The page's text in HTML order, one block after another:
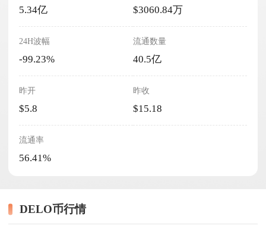
5.34亿 $3060.84万
24H波幅
-99.23%
流通数量
40.5亿
昨开
$5.8
昨收
$15.18
流通率
56.41%
DELO币行情